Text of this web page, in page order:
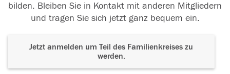
bilden. Bleiben Sie in Kontakt mit anderen Mitgliedern
und tragen Sie sich jetzt ganz bequem ein.
Jetzt anmelden um Teil des Familienkreises zu
werden.